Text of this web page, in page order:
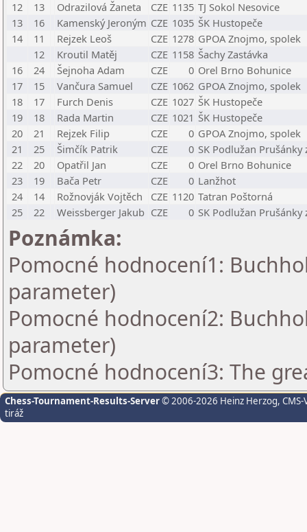
12
13 Odrazilová Žaneta CZE 1135 TJ Sokol Nesovice
13
16 Kamenský Jeroným CZE 1035 ŠK Hustopeče
14
11 Rejzek Leoš CZE 1278 GPOA Znojmo, spolek
12
Kroutil Matěj CZE 1158 Šachy Zastávka
16
24 Šejnoha Adam CZE 0 Orel Brno Bohunice
17
15 Vančura Samuel CZE 1062 GPOA Znojmo, spolek
18
17 Furch Denis CZE 1027 ŠK Hustopeče
19
18 Rada Martin CZE 1021 ŠK Hustopeče
20
21 Rejzek Filip CZE 0 GPOA Znojmo, spolek
21
25 Šimčík Patrik CZE 0 SK Podlužan Prušánky
22
20 Opatřil Jan CZE 0 Orel Brno Bohunice
23
19 Bača Petr CZE 0 Lanžhot
24
14 Rožnovják Vojtěch CZE 1120 Tatran Poštorná
25
22 Weissberger Jakub CZE 0 SK Podlužan Prušánky
Poznámka:
Pomocné hodnocení1:
parameter)
Pomocné hodnocení2:
parameter)
Pomocné hodnocení3: The
Chess-Tournament-Results-Server© 2006-2026 Heinz Herzog,
tiráž